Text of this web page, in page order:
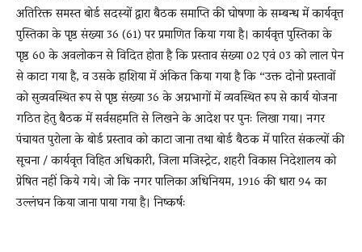
अतिरिक्त समस्त बोर्ड सदस्यों द्वारा बैठक समाप्ति की घोषणा के सम्बन्ध में कार्यवृत्त
पुस्तिका के पृष्ठ संख्या 36 (61) पर प्रमाणित किया गया है। कार्यवृत्त पुस्तिका के
पृष्ठ 60 के अवलोकन से विदित होता है कि प्रस्ताव संख्या 02 एवं 03 को लाल पेन
से काटा गया है, व उसके हाशिया में अंकित किया गया है कि “उक्त दोनो प्रस्तावों
को सुव्यवस्थित रूप से पृष्ठ संख्या 36 के अग्रभागों में व्यवस्थित रूप से कार्य योजना
गठित हेतु बैठक में सर्वसहमति से लिखने के आदेश पर पुनः लिखा गया। नगर
पंचायत पुरोला के बोर्ड प्रस्ताव को काटा जाना तथा बोर्ड बैठक में पारित संकल्पों की
सूचना / कार्यवृत्त विहित अधिकारी, जिला मजिस्ट्रेट, शहरी विकास निदेशालय को
प्रेषित नहीं किये गये। जो कि नगर पालिका अधिनियम, 1916 की धारा 94 का
उल्लंघन किया जाना पाया गया है। निष्कर्षः